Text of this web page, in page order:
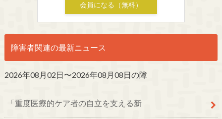
会員になる（無料）
障害者関連の最新ニュース
2026年08月02日〜2026年08月08日の障
「重度医療的ケア者の自立を支える新